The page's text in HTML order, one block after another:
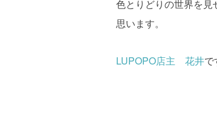
色とりどりの世界を見
思います。
LUPOPO店主 花井で